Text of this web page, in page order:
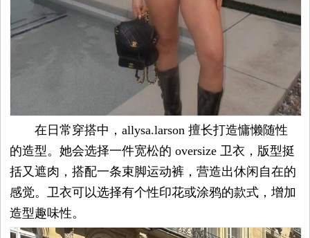
在日常穿搭中，allysa.larson 擅长打造慵懒随性
的造型。她会选择一件宽松的 oversize 卫衣，版型挺
括又遮肉，搭配一条束脚运动裤，营造出休闲自在的
感觉。卫衣可以选择有个性印花或涂鸦的款式，增加
造型趣味性。